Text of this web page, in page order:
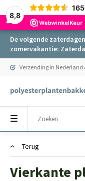
8,8
De volgende
zomervakantie:
Verzending in Nederland
Terug
Vierkante